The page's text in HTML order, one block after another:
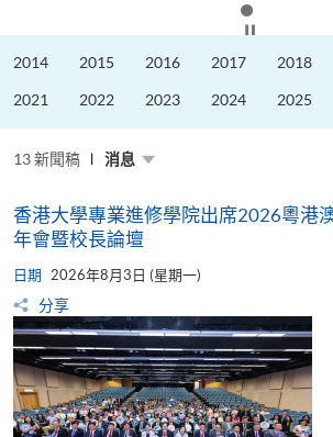
學
出
2026
港
高
盟
十
周
年
年
會
暨
校
長
論
壇
2014 2015 2016 2017 2018
2021 2022 2023 2024 2025
13 新聞稿 消息
香港大學專業進修學院出席2026粵港
年會暨校長論壇
日期 2026年8月3日 (星期一)
分享